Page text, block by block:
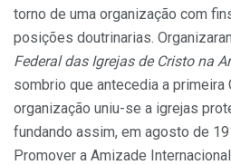
torno de uma organização com
posições doutrinarias.
Federal das Igrejas de Cristo na
sombrio que antecedia a primeira
organização uniu-se a igrejas
fundando assim, em agosto de
Promover a Amizade